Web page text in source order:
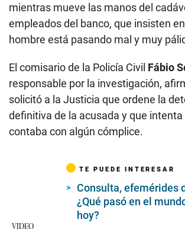
mientras mueve las manos del
empleados del banco, que insisten
hombre está pasando mal y muy
El comisario de la Policía Civil Fábio
responsable por la investigación,
solicitó a la Justicia que ordene la
definitiva de la acusada y que
contaba con algún cómplice.
VIDEO
TE PUEDE INTERESAR
Consulta, efemérides
¿Qué pasó en el
hoy?